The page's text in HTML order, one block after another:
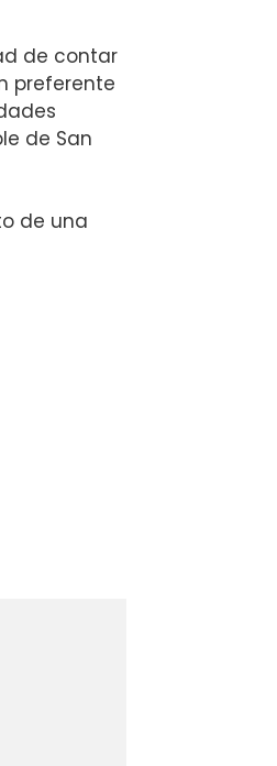
de contar
preferente
de San
de una